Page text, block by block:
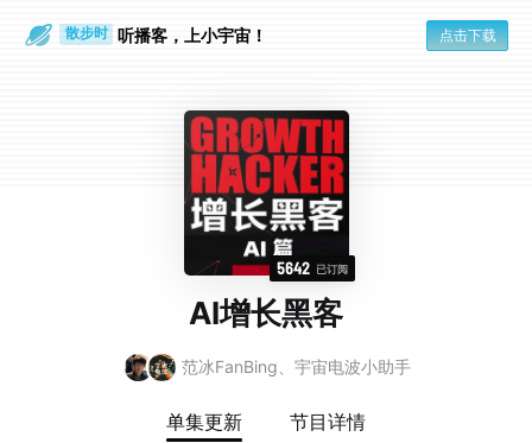
散步时 听播客，上小宇宙！ 点击下载
5642 已订阅
AI增长黑客
范冰FanBing、宇宙电波小助手
单集更新 节目详情